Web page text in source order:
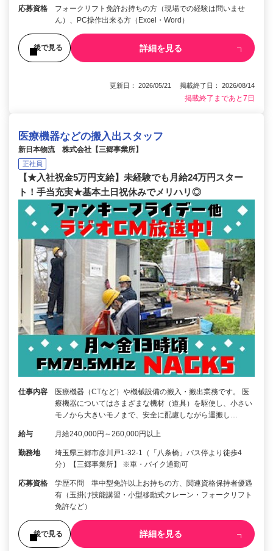
応募資格
フォークリフト免許お持ちの方（現場での経験は問いませ
ん）、PC操作出来る方（Excel・Word）
後で見る 詳細を見る
更新日： 2026/05/21 掲載終了日： 2026/08/14
掲載終了まであと7日
医療機器などの搬入出スタッフ
新日本物流 株式会社【三郷事業所】
正社員
【★入社祝金5万円支給】未経験でも月給24万円スター
ト！手当充実★基本土日祝休みでメリハリ◎
仕事内容
医療機器（CTなど）や機械設備の搬入・搬出業務です。 医
療機器についてはさまざまな機材（道具）を駆使し、小さい
モノから大きいモノまで、安全に配慮しながら運搬し…
給与 月給240,000円～260,000円以上
勤務地
埼玉県三郷市彦川戸1-32-1（「八条橋」バス停より徒歩4
分）【三郷事業所】 ※車・バイク通勤可
応募資格
学歴不問 準中型免許以上お持ちの方、関連資格保持者優遇
有（玉掛け技能講習・小型移動式クレーン・フォークリフト
免許など）
後で見る 詳細を見る